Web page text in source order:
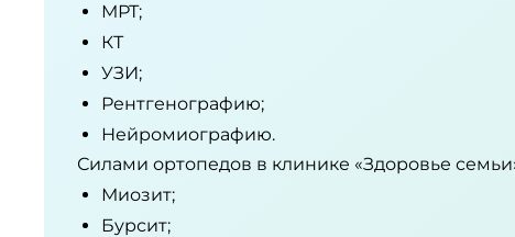
МРТ;
КТ
УЗИ;
Рентгенографию;
Нейромиографию.
Силами ортопедов в клинике «Здоровье
Миозит;
Бурсит;